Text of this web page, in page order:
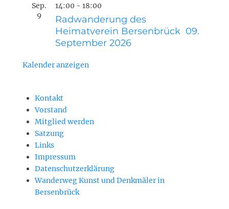
Sep.
9
14:00 - 18:00
Radwanderung des
Heimatverein Bersenbrück 09.
September 2026
Kalender anzeigen
Kontakt
Vorstand
Mitglied werden
Satzung
Links
Impressum
Datenschutzerklärung
Wanderweg Kunst und Denkmäler in
Bersenbrück